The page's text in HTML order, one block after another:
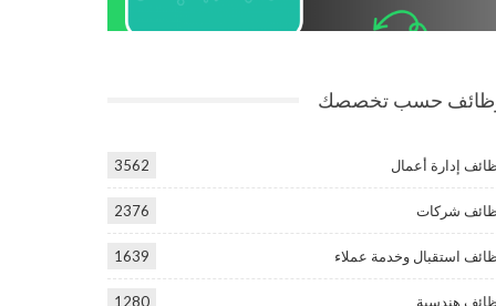
حسب تخصصك
إدارة أعمال 3562
شركات 2376
استقبال وخدمة عملاء 1639
هندسية 1280